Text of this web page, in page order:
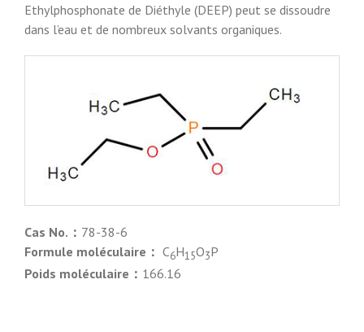
Ethylphosphonate de Diéthyle (DEEP) peut se dissoudre
dans l’eau et de nombreux solvants organiques.
Cas No.： 78-38-6
Formule moléculaire： C6H15O3P
Poids moléculaire： 166.16